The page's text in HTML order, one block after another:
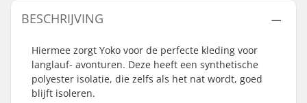
BESCHRIJVING
Hiermee zorgt Yoko voor de perfecte kleding voor
langlauf- avonturen. Deze heeft een synthetische
polyester isolatie, die zelfs als het nat wordt, goed
blijft isoleren.